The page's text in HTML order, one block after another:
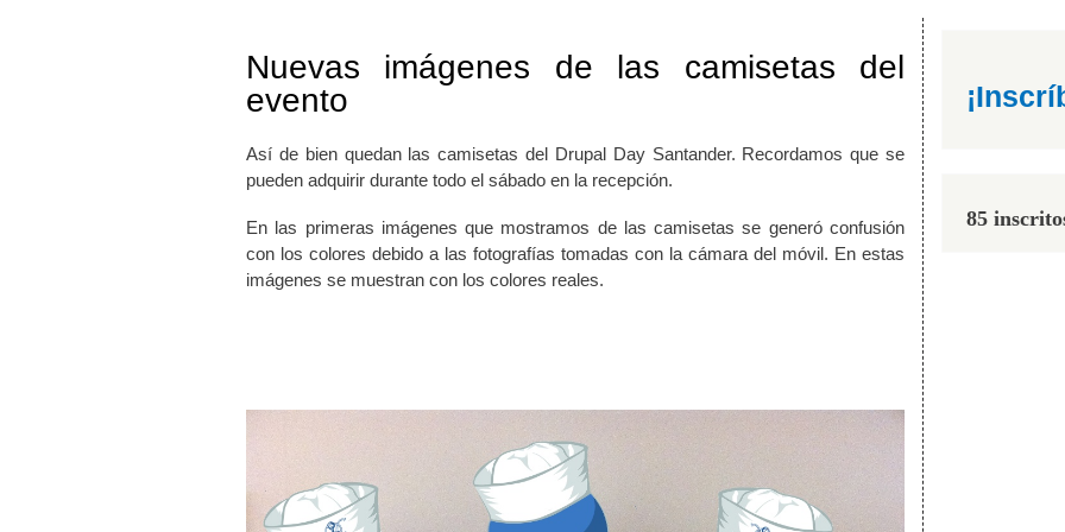
Nuevas imágenes de las camisetas del
evento
Así de bien quedan las camisetas del Drupal Day Santander. Recordamos que se
pueden adquirir durante todo el sábado en la recepción.
En las primeras imágenes que mostramos de las camisetas se generó confusión
con los colores debido a las fotografías tomadas con la cámara del móvil. En estas
imágenes se muestran con los colores reales.
85